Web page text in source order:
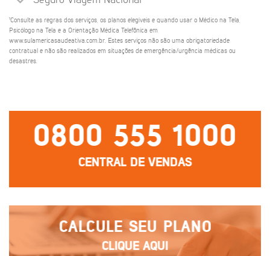
¹Consulte as regras dos serviços, os planos elegíveis e quando usar o Médico na Tela,
Psicólogo na Tela e a Orientação Médica Telefônica em
www.sulamericasaudeativa.com.br. Estes serviços não são uma obrigatoriedade
contratual e não são realizados em situações de emergência/urgência médicas ou
desastres.
0800 555 1000
CENTRAL DE VENDAS
CALCULE SEU PLANO
CLIQUE AQUI